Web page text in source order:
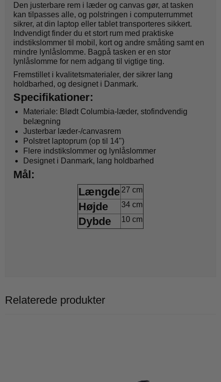
Den justerbare rem i læder og canvas gør, at tasken
kan tilpasses alle, og polstringen i computerrummet
sikrer, at din laptop eller tablet transporteres sikkert.
Indvendigt finder du et stort rum med praktiske
indstikslommer til mobil, kort og andre småting samt en
mindre lynlåslomme. Bagpå tasken er en stor
lynlåslomme for nem adgang til vigtige ting.
Fremstillet i kvalitetsmaterialer, der sikrer lang
holdbarhed, og designet i Danmark.
Specifikationer:
Materiale: Blødt Columbia-læder, stofindvendig
belægning
Justerbar læder-/canvasrem
Polstret laptoprum (op til 14")
Flere indstikslommer og lynlåslommer
Designet i Danmark, lang holdbarhed
Mål:
Længde 27 cm
Højde 34 cm
Dybde 10 cm
Relaterede produkter